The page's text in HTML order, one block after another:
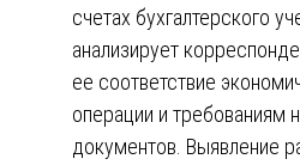
счетах бухгалтерского
анализирует
ее соответствие
операции и требованиям
документов. Выявление